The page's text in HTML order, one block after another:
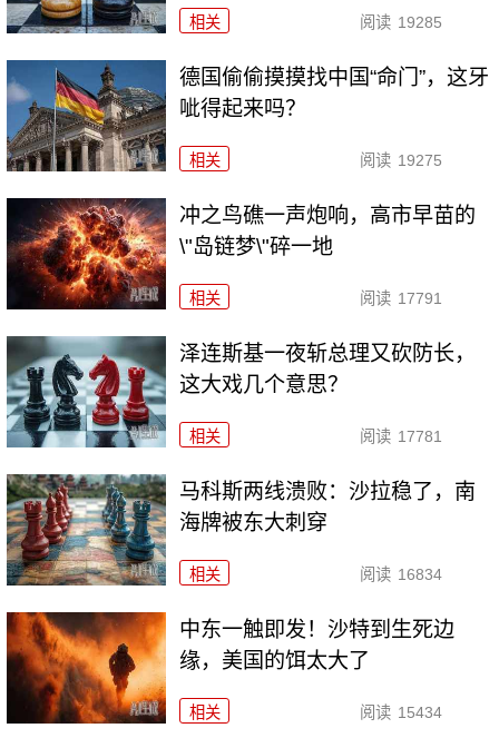
相关 阅读 19285
德国偷偷摸摸找中国“命门”，这牙
呲得起来吗？
相关 阅读 19275
冲之鸟礁一声炮响，高市早苗的
\"岛链梦\"碎一地
相关 阅读 17791
泽连斯基一夜斩总理又砍防长，
这大戏几个意思？
相关 阅读 17781
马科斯两线溃败：沙拉稳了，南
海牌被东大刺穿
相关 阅读 16834
中东一触即发！沙特到生死边
缘，美国的饵太大了
相关 阅读 15434